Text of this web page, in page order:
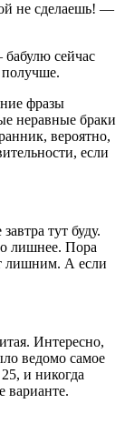
не сделаешь! —
сейчас
получше.
фразы
неравные браки
вероятно,
если
тут буду.
лишнее. Пора
лишним. А если
Интересно,
ведомо самое
и никогда
варианте.